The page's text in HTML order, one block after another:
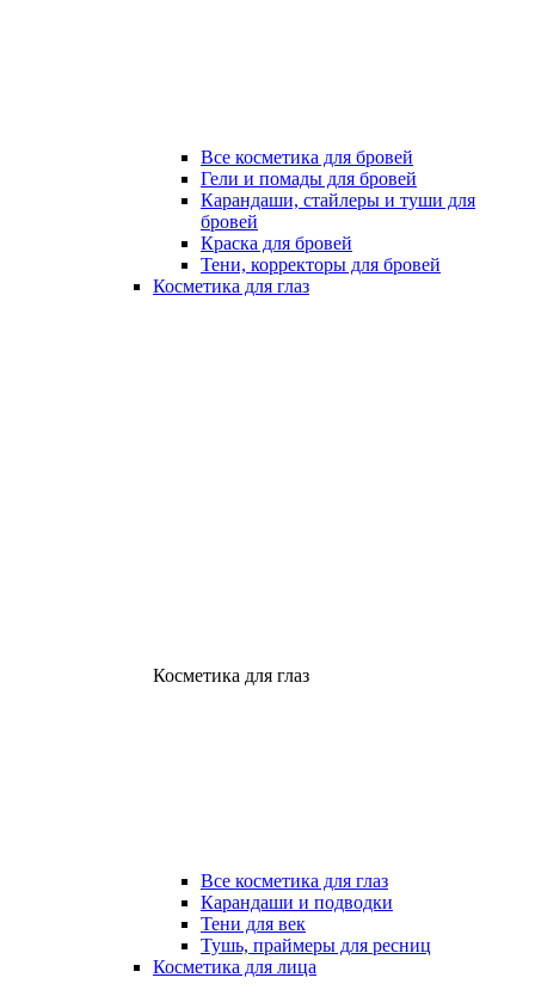
Все косметика для бровей
Гели и помады для бровей
Карандаши, стайлеры и туши для
бровей
Краска для бровей
Тени, корректоры для бровей
Косметика для глаз
Косметика для глаз
Все косметика для глаз
Карандаши и подводки
Тени для век
Тушь, праймеры для ресниц
Косметика для лица